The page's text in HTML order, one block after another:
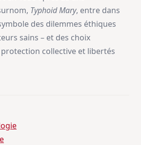
Typhoid Mary, entre dans
des dilemmes éthiques
sains – et des choix
collective et libertés